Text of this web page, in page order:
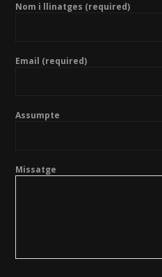
Nom i llinatges (required)
Email (required)
Assumpte
Missatge